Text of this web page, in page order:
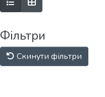
Фільтри
Скинути фільтри